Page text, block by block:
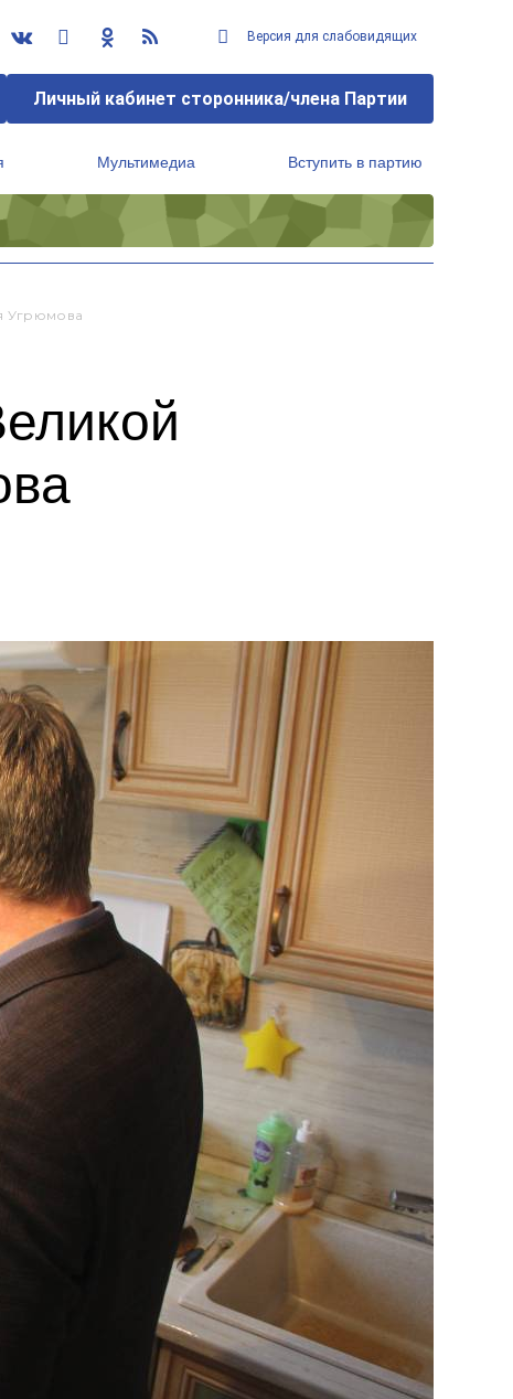
Версия для слабовидящих
Личный кабинет сторонника/члена Партии
Мультимедиа Вступить в партию
Угрюмова